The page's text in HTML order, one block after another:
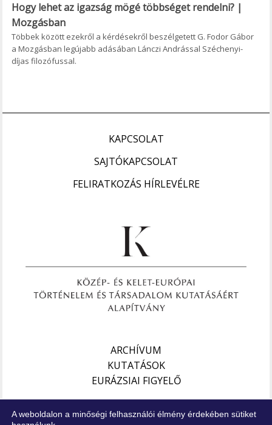
Hogy lehet az igazság mögé többséget rendelni? |
Mozgásban
Többek között ezekről a kérdésekről beszélgetett G. Fodor Gábor
a Mozgásban legújabb adásában Lánczi Andrással Széchenyi-
díjas filozófussal.
KAPCSOLAT
SAJTÓKAPCSOLAT
FELIRATKOZÁS HÍRLEVÉLRE
ARCHÍVUM
KUTATÁSOK
EURÁZSIAI FIGYELŐ
Impresszum
A weboldalon a minőségi felhasználói élmény érdekében sütiket